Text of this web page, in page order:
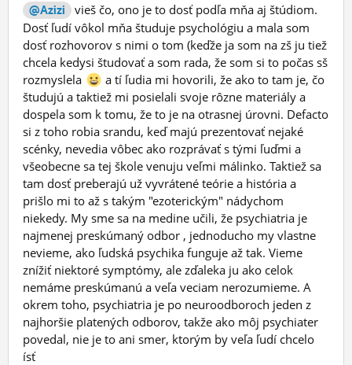
@Azizi
vieš čo, ono je to dosť podľa mňa aj štúdiom.
Dosť ľudí vôkol mňa študuje psychológiu a mala som
dosť rozhovorov s nimi o tom (keďže ja som na zš ju tiež
chcela kedysi študovať a som rada, že som si to počas sš
rozmyslela
a tí ľudia mi hovorili, že ako to tam je, čo
študujú a taktiež mi posielali svoje rôzne materiály a
dospela som k tomu, že to je na otrasnej úrovni. Defacto
si z toho robia srandu, keď majú prezentovať nejaké
scénky, nevedia vôbec ako rozprávať s tými ľuďmi a
všeobecne sa tej škole venuju veľmi málinko. Taktiež sa
tam dosť preberajú už vyvrátené teórie a história a
prišlo mi to až s takým "ezoterickým" nádychom
niekedy. My sme sa na medine učili, že psychiatria je
najmenej preskúmaný odbor , jednoducho my vlastne
nevieme, ako ľudská psychika funguje až tak. Vieme
znížiť niektoré symptómy, ale zďaleka ju ako celok
nemáme preskúmanú a veľa veciam nerozumieme. A
okrem toho, psychiatria je po neuroodboroch jeden z
najhoršie platených odborov, takže ako môj psychiater
povedal, nie je to ani smer, ktorým by veľa ľudí chcelo
ísť